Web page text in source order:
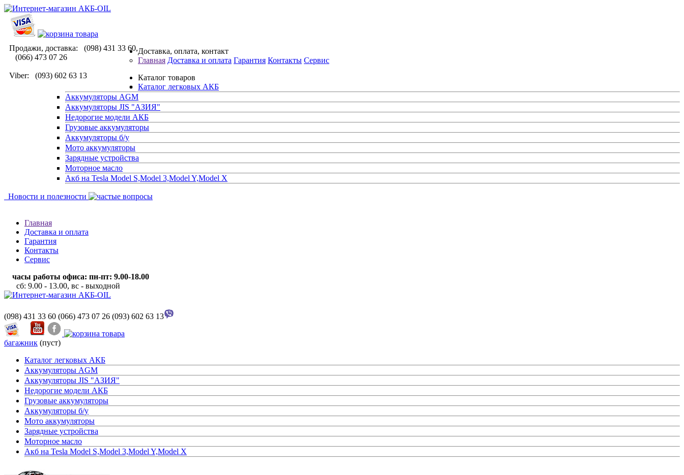
Продажи, доставка: (098) 431 33 60,
(066) 473 07 26
Viber: (093) 602 63 13
Доставка, оплата, контакт
Главная Доставка и оплата Гарантия Контакты Сервис
Каталог товаров
Каталог легковых АКБ
Аккумуляторы AGM
Аккумуляторы JIS "АЗИЯ"
Недорогие модели АКБ
Грузовые аккумуляторы
Аккумуляторы б/у
Мото аккумуляторы
Зарядные устройства
Моторное масло
Акб на Tesla Model S,Model 3,Model Y,Model X
Новости и полезности
Главная
Доставка и оплата
Гарантия
Контакты
Сервис
часы работы офиса: пн-пт: 9.00-18.00
сб: 9.00 - 13.00, вс - выходной
(098) 431 33 60 (066) 473 07 26 (093) 602 63 13
багажник (пуст)
Каталог легковых АКБ
Аккумуляторы AGM
Аккумуляторы JIS "АЗИЯ"
Недорогие модели АКБ
Грузовые аккумуляторы
Аккумуляторы б/у
Мото аккумуляторы
Зарядные устройства
Моторное масло
Акб на Tesla Model S,Model 3,Model Y,Model X